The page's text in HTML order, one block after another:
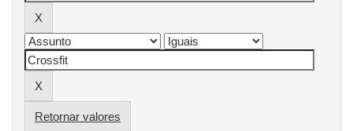
Retornar valores